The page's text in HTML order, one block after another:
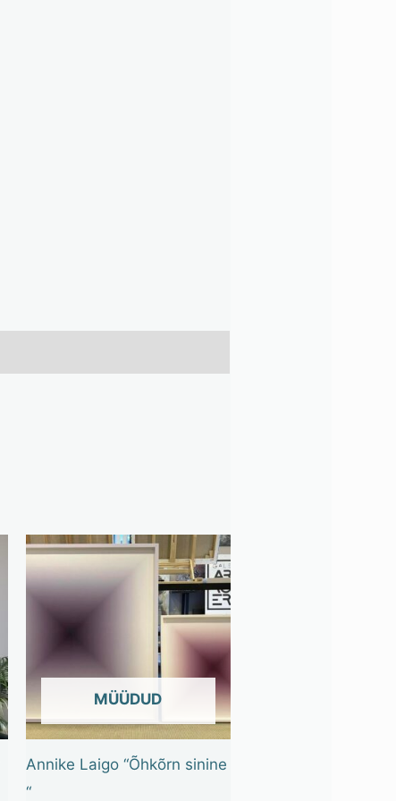
OUT OF STOCK
Annike Laigo “Õhkõrn sinine
“